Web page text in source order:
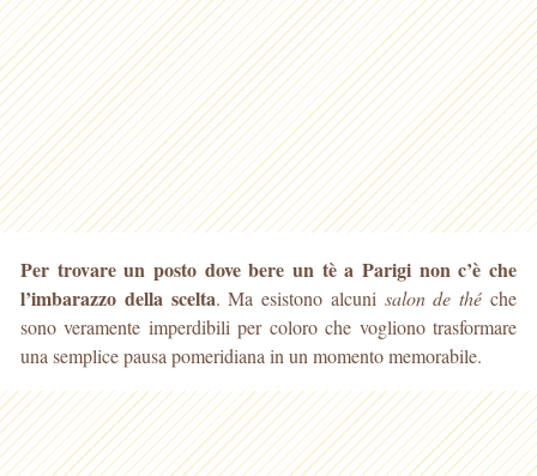
Per trovare un posto dove bere un tè a Parigi non c’è che
l’imbarazzo della scelta. Ma esistono alcuni salon de thé che
sono veramente imperdibili per coloro che voglionotrasformare
una semplice pausa pomeridiana in un momento memorabile.